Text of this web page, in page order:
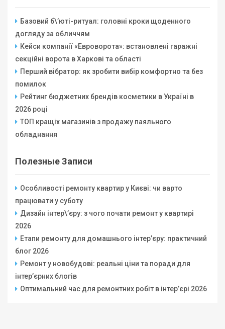
Базовий б\’юті-ритуал: головні кроки щоденного
догляду за обличчям
Кейси компанії «Евроворота»: встановлені гаражні
секційні ворота в Харкові та області
Перший вібратор: як зробити вибір комфортно та без
помилок
Рейтинг бюджетних брендів косметики в Україні в
2026 році
ТОП кращіх магазинів з продажу паяльного
обладнання
Полезные Записи
Особливості ремонту квартир у Києві: чи варто
працювати у суботу
Дизайн інтер\’єру: з чого почати ремонт у квартирі
2026
Етапи ремонту для домашнього інтер’єру: практичний
блог 2026
Ремонт у новобудові: реальні ціни та поради для
інтер’єрних блогів
Оптимальний час для ремонтних робіт в інтер’єрі 2026